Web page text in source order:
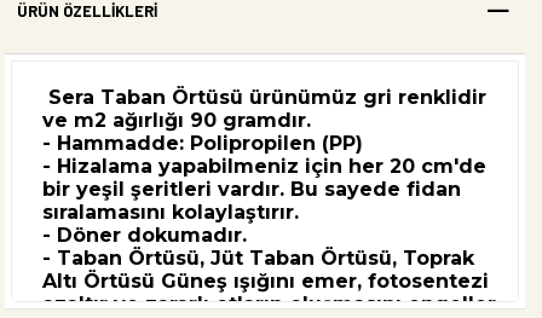
ÜRÜN ÖZELLIKLERI
Sera Taban Örtüsü ürünümüz gri renklidir
ve m2 ağırlığı 90 gramdır.
- Hammadde: Polipropilen (PP)
- Hizalama yapabilmeniz için her 20 cm'de
bir yeşil şeritleri vardır. Bu sayede fidan
sıralamasını kolaylaştırır.
- Döner dokumadır.
- Taban Örtüsü, Jüt Taban Örtüsü, Toprak
Altı Örtüsü Güneş ışığını emer, fotosentezi
azaltır ve zararlı otların oluşmasını engeller.